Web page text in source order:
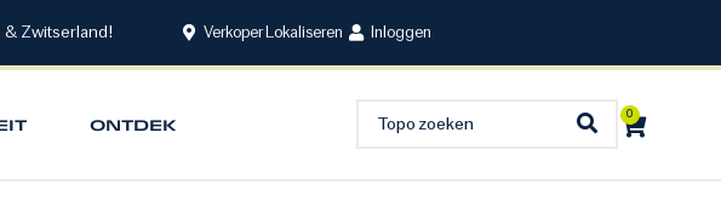
Zwitserland! Verkoper Lokaliseren Inloggen
ONTDEK
0